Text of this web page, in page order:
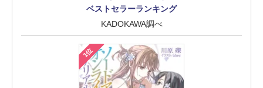
ベストセラーランキング
KADOKAWA調べ
1位